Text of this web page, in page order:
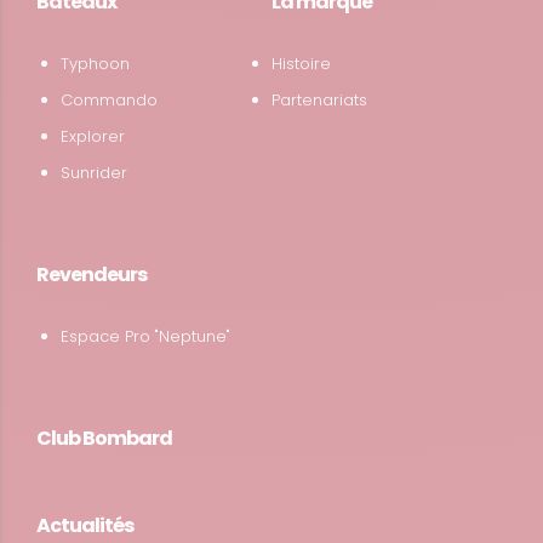
Typhoon
Commando
Explorer
Sunrider
Histoire
Partenariats
Revendeurs
Espace Pro "Neptune"
Club Bombard
Actualités